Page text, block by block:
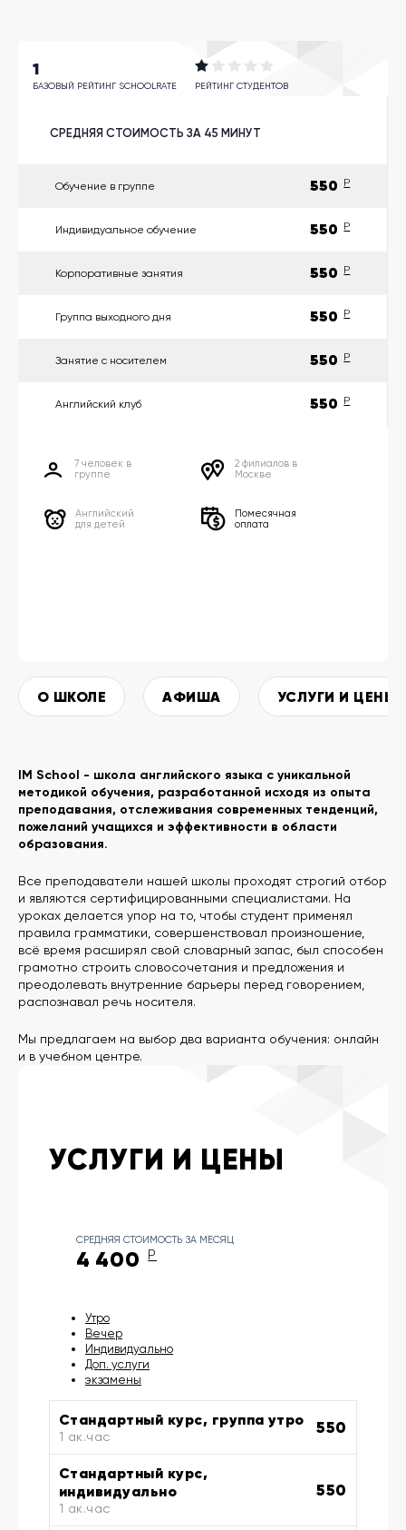
другой
школы
Помочь
выборе?
школу
1
БАЗОВЫЙ РЕЙТИНГ SCHOOLRATE РЕЙТИНГ СТУДЕНТОВ
СРЕДНЯЯ СТОИМОСТЬ ЗА 45 МИНУТ
Обучение в группе 550 P
Индивидуальное обучение 550 P
Корпоративные занятия 550 P
Группа выходного дня 550 P
Занятие с носителем 550 P
Английский клуб 550 P
7 человек в
группе
2 филиалов в
Москве
Английский
для детей
Помесячная
оплата
О ШКОЛЕ АФИША УСЛУГИ И ЦЕНЫ
IM School - школа английского языка с уникальной
методикой обучения, разработанной исходя из опыта
преподавания, отслеживания современных тенденций,
пожеланий учащихся и эффективности в области
образования.
Все преподаватели нашей школы проходят строгий отбор
и являются сертифицированными специалистами. На
уроках делается упор на то, чтобы студент применял
правила грамматики, совершенствовал произношение,
всё время расширял свой словарный запас, был способен
грамотно строить словосочетания и предложения и
преодолевать внутренние барьеры перед говорением,
распознавал речь носителя.
Мы предлагаем на выбор два варианта обучения: онлайн
и в учебном центре.
УСЛУГИ И ЦЕНЫ
СРЕДНЯЯ СТОИМОСТЬ ЗА МЕСЯЦ
4 400 Р
Утро
Вечер
Индивидуально
Доп. услуги
экзамены
Стандартный курс, группа утро
1 ак.час 550
Стандартный курс,
индивидуально
1 ак.час
550